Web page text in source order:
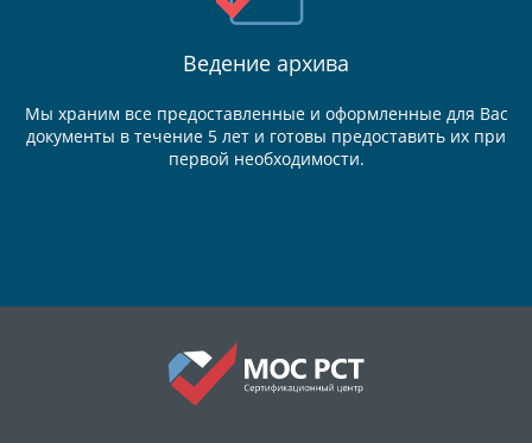
Ведение архива
Мы храним все предоставленные и оформленные для Вас
документы в течение 5 лет и готовы предоставить их при
первой необходимости.